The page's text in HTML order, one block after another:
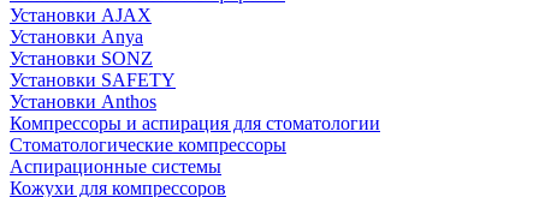
Установки AJAX
Установки Anya
Установки SONZ
Установки SAFETY
Установки Anthos
Компрессоры и аспирация для стоматологии
Стоматологические компрессоры
Аспирационные системы
Кожухи для компрессоров